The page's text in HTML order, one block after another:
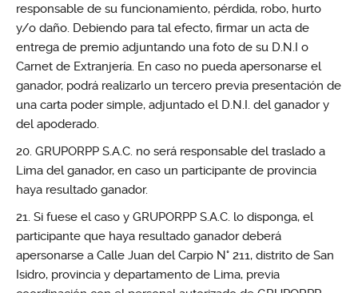
responsable de su funcionamiento, pérdida, robo, hurto
y/o daño. Debiendo para tal efecto, firmar un acta de
entrega de premio adjuntando una foto de su D.N.I o
Carnet de Extranjería. En caso no pueda apersonarse el
ganador, podrá realizarlo un tercero previa presentación de
una carta poder simple, adjuntado el D.N.I. del ganador y
del apoderado.
GRUPORPP S.A.C. no será responsable del traslado a
Lima del ganador, en caso un participante de provincia
haya resultado ganador.
Si fuese el caso y GRUPORPP S.A.C. lo disponga, el
participante que haya resultado ganador deberá
apersonarse a Calle Juan del Carpio N° 211, distrito de San
Isidro, provincia y departamento de Lima, previa